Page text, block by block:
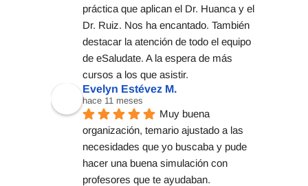
práctica que aplican el Dr. Huanca y el
Dr. Ruiz. Nos ha encantado. También
destacar la atención de todo el equipo
de eSaludate. A la espera de más
cursos a los que asistir.
Evelyn Estévez M.
hace 11 meses
Muy buena
organización, temario ajustado a las
necesidades que yo buscaba y pude
hacer una buena simulación con
profesores que te ayudaban.